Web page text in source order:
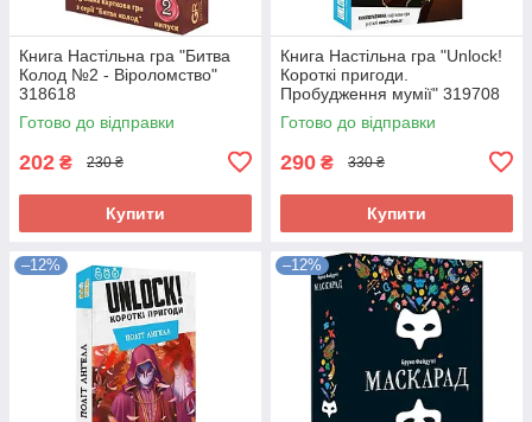
Книга Настільна гра "Битва
Колод №2 - Віроломство"
318618
Готово до відправки
202 ₴ 230 ₴
Купити
Книга Настільна гра "Unlock!
Короткі пригоди.
Пробудження мумії" 319708
Готово до відправки
290 ₴ 330 ₴
Купити
–12% –12%